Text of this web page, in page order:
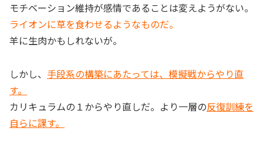
モチベーション維持が感情であることは変えようがない。
ライオンに草を食わせるようなものだ。
羊に生肉かもしれないが。
しかし、 手段系の構築にあたっては、模擬戦からやり直
す。
カリキュラムの１からやり直しだ。より一層の反復訓練を
自らに課す。